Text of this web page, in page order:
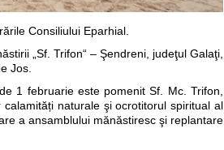
Consiliului Eparhial.
„Sf. Trifon“ – Şendreni, judeţul Galaţi,
Jos.
1 februarie este pomenit Sf. Mc. Trifon,
naturale şi ocrotitorul spiritual al
a ansamblului mănăstiresc şi replantare